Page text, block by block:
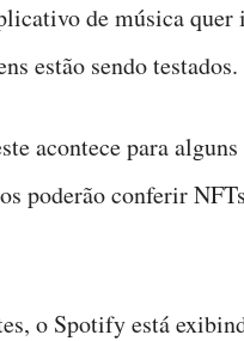
de música
estão sendo testados.
acontece para
poderão conferir
o Spotify está